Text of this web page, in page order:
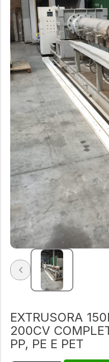
EXTRUSORA
200CV
PP, PE E PET